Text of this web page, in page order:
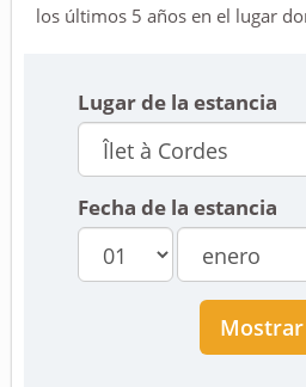
los últimos 5 años en el lugar
Lugar de la estancia
Fecha de la estancia
Mostrar